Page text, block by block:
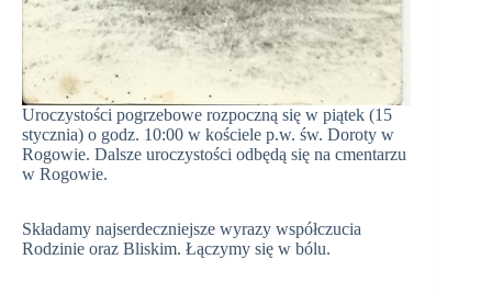
Uroczystości pogrzebowe rozpoczną się w piątek (15
stycznia) o godz. 10:00 w kościele p.w. św. Doroty w
Rogowie. Dalsze uroczystości odbędą się na cmentarzu
w Rogowie.
Składamy najserdeczniejsze wyrazy współczucia
Rodzinie oraz Bliskim. Łączymy się w bólu.